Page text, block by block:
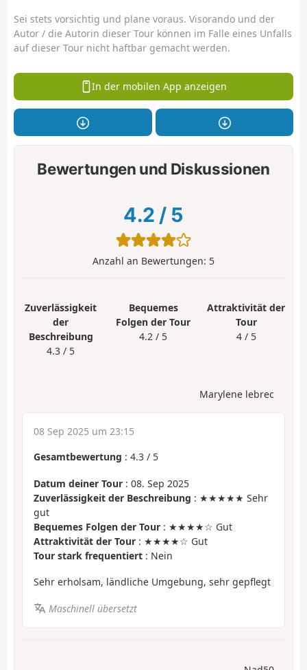
Sei stets vorsichtig und plane voraus. Visorando und der
Autor / die Autorin dieser Tour können im Falle eines Unfalls
auf dieser Tour nicht haftbar gemacht werden.
In der mobilen App anzeigen
Bewertungen und Diskussionen
4.2 / 5
Anzahl an Bewertungen: 5
Zuverlässigkeit
der
Beschreibung
4.3 / 5
Bequemes
Folgen der Tour
4.2 / 5
Attraktivität der
Tour
4 / 5
Marylene lebrec
08 Sep 2025 um 23:15
Gesamtbewertung : 4.3 / 5
Datum deiner Tour : 08. Sep 2025
Zuverlässigkeit der Beschreibung : ★★★★★ Sehr
gut
Bequemes Folgen der Tour : ★★★★☆ Gut
Attraktivität der Tour : ★★★★☆ Gut
Tour stark frequentiert : Nein
Sehr erholsam, ländliche Umgebung, sehr gepflegt
Maschinell übersetzt